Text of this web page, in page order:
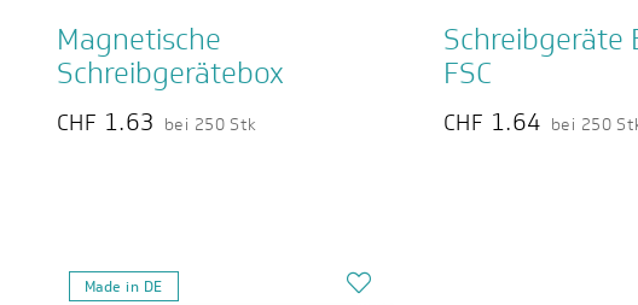
Magnetische
Schreibgerätebox
CHF 1.63 bei 250 Stk
Schreibgeräte
FSC
CHF 1.64 bei 250
Made in DE